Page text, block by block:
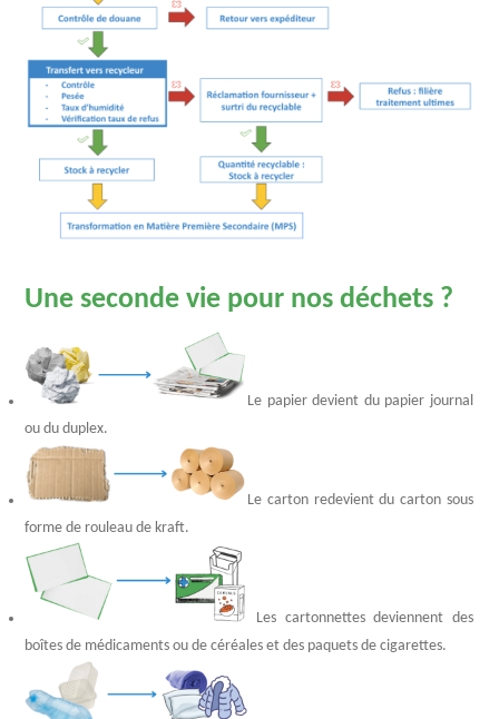
Une seconde vie pour nos déchets ?
Le papier devient du papier journal
ou du duplex.
Le carton redevient du carton sous
forme de rouleau de kraft.
Les cartonnettes deviennent des
boîtes de médicaments ou de céréales et des paquets de cigarettes.